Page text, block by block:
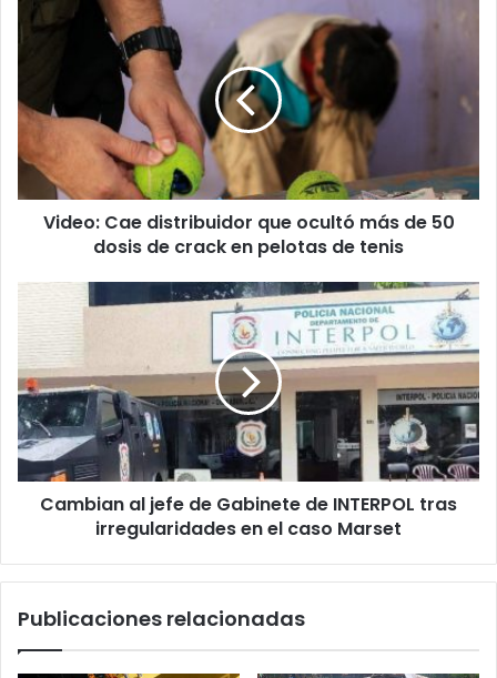
Video: Cae distribuidor que ocultó más de 50
dosis de crack en pelotas de tenis
Cambian al jefe de Gabinete de INTERPOL tras
irregularidades en el caso Marset
Publicaciones relacionadas